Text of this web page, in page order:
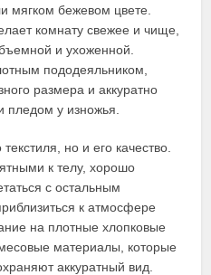
мягком бежевом цвете.
комнату свежее и чище,
и ухоженной.
пододеяльником,
размера и аккуратно
у изножья.
но и его качество.
к телу, хорошо
с остальным
к атмосфере
на плотные хлопковые
материалы, которые
аккуратный вид.